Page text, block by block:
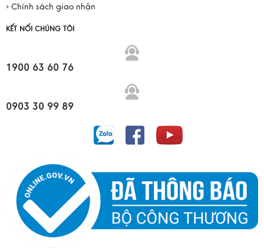
› Chính sách giao nhận
KẾT NỐI CHÚNG TÔI
1900 63 60 76
0903 30 99 89